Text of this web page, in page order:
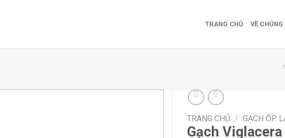
TRANG CHỦ VỀ CHÚNG
TRANG CHỦ / GẠCH ỐP
Gạch Viglacera